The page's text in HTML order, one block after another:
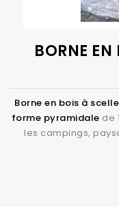
BORNE
Borne en bois à
forme pyramidale de
les campings,